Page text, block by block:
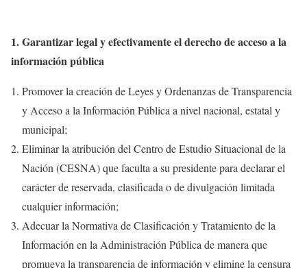
1. Garantizar legal y efectivamente el derecho de acceso a la
información pública
Promover la creación de Leyes y Ordenanzas de Transparencia
y Acceso a la Información Pública a nivel nacional, estatal y
municipal;
Eliminar la atribución del Centro de Estudio Situacional de la
Nación (CESNA) que faculta a su presidente para declarar el
carácter de reservada, clasificada o de divulgación limitada
cualquier información;
Adecuar la Normativa de Clasificación y Tratamiento de la
Información en la Administración Pública de manera que
promueva la transparencia de información y elimine la censura